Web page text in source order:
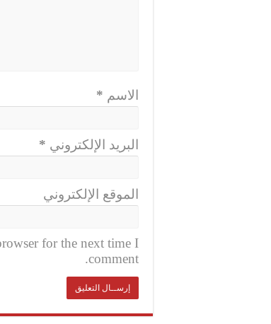
الاسم *
البريد الإلكتروني *
الموقع الإلكتروني
for the next time I
comment.